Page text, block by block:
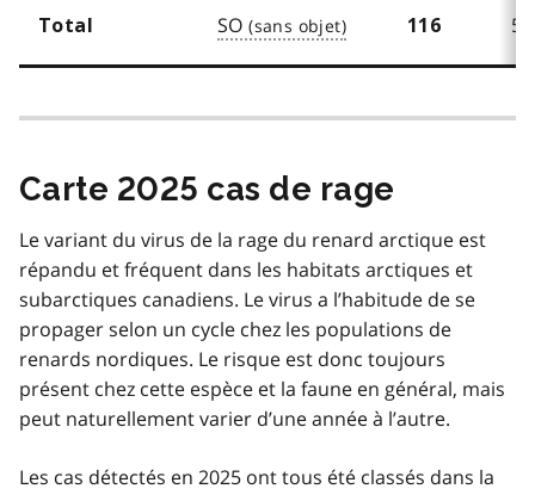
Total SO 116 5
Carte 2025 cas de rage
Le variant du virus de la rage du renard arctique est
répandu et fréquent dans les habitats arctiques et
subarctiques canadiens. Le virus a l’habitude de se
propager selon un cycle chez les populations de
renards nordiques. Le risque est donc toujours
présent chez cette espèce et la faune en général, mais
peut naturellement varier d’une année à l’autre.
Les cas détectés en 2025 ont tous été classés dans la